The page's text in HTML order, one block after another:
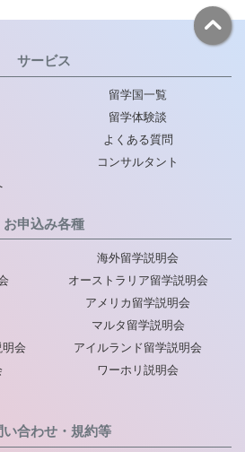
サービス
留学国一覧
留学体験談
よくある質問
コンサルタント
お申込み各種
海外留学説明会
オーストラリア留学説明会
アメリカ留学説明会
マルタ留学説明会
会
アイルランド留学説明会
ワーホリ説明会
い合わせ・規約等